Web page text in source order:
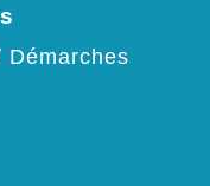
Démarches